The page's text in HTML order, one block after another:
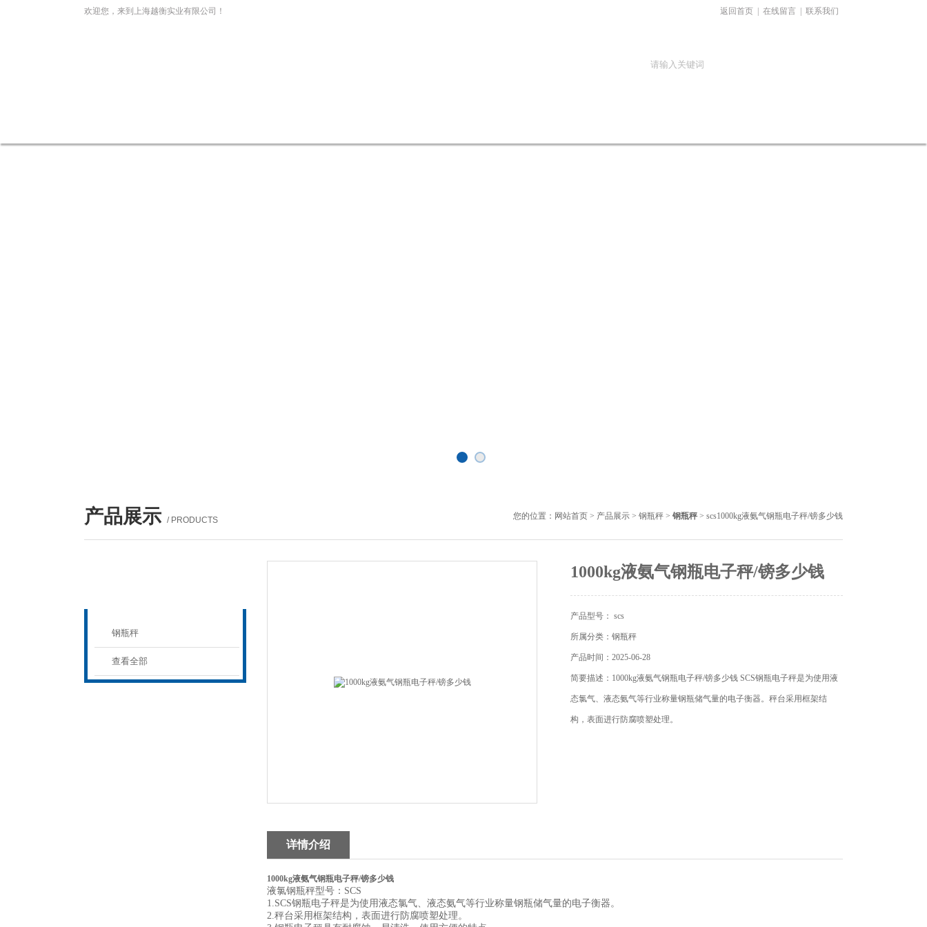
欢迎您，来到上海越衡实业有限公司！ 返回首页 在线留言 联系我们
产品展示 / PRODUCTS 您的位置： 网站首页 > 产品展示 > 钢瓶秤 > 钢瓶秤> scs1000kg液氨气钢瓶电子秤/镑多少钱
钢瓶秤
查看全部
1000kg液氨气钢瓶电子秤/镑多少钱
产品型号： scs
所属分类：钢瓶秤
产品时间：2025-06-28
简要描述：1000kg液氨气钢瓶电子秤/镑多少钱 SCS钢瓶电子秤是为使用液
态氯气、液态氨气等行业称量钢瓶储气量的电子衡器。秤台采用框架结
构，表面进行防腐喷塑处理。
详情介绍
1000kg液氨气钢瓶电子秤/镑多少钱
液氯钢瓶秤型号：SCS
1.SCS钢瓶电子秤是为使用液态氯气、液态氨气等行业称量钢瓶储气量的电子衡器。
2.秤台采用框架结构，表面进行防腐喷塑处理。